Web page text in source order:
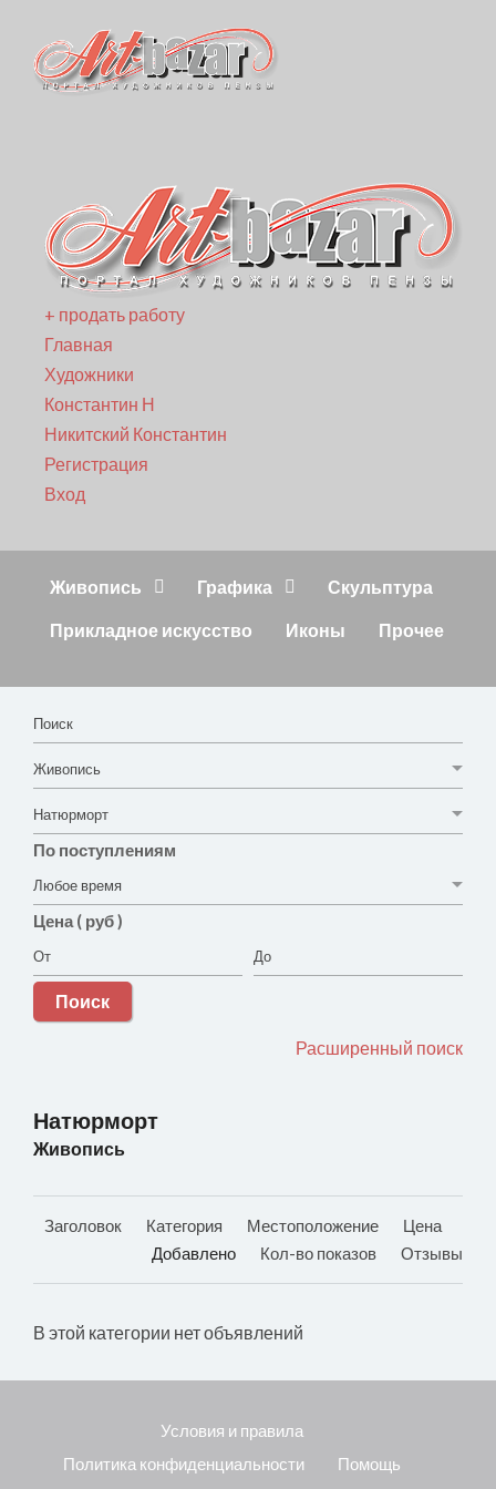
+ продать работу
Главная
Художники
Константин Н
Никитский Константин
Регистрация
Вход
Живопись Графика Скульптура
Прикладное искусство Иконы Прочее
По поступлениям
Цена ( руб )
Поиск
Расширенный поиск
Натюрморт
Живопись
Заголовок Категория Местоположение
Цена
Добавлено
Кол-во показов Отзывы
В этой категории нет объявлений
Условия и правила
Политика конфиденциальности
Помощь